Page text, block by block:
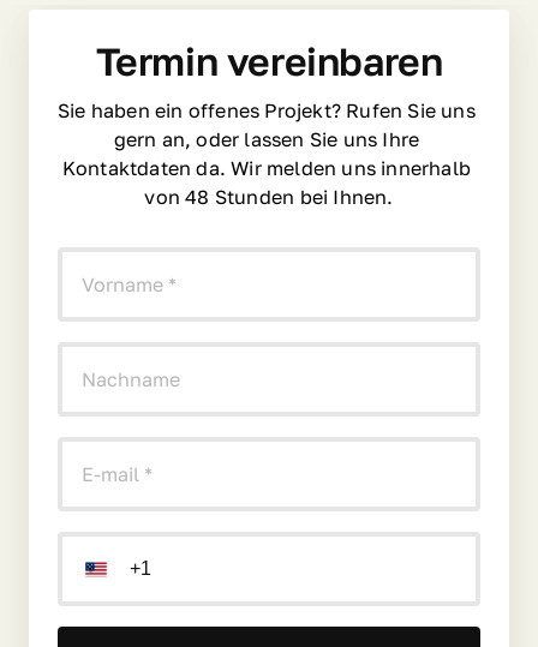
Termin vereinbaren
Sie haben ein offenes Projekt? Rufen Sie
uns
gern an, oder lassen Sie uns
Kontaktdaten da. Wir melden uns
von 48 Stunden bei Ihnen.